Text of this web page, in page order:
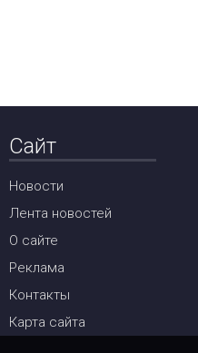
Сайт
Новости
Лента новостей
О сайте
Реклама
Контакты
Карта сайта